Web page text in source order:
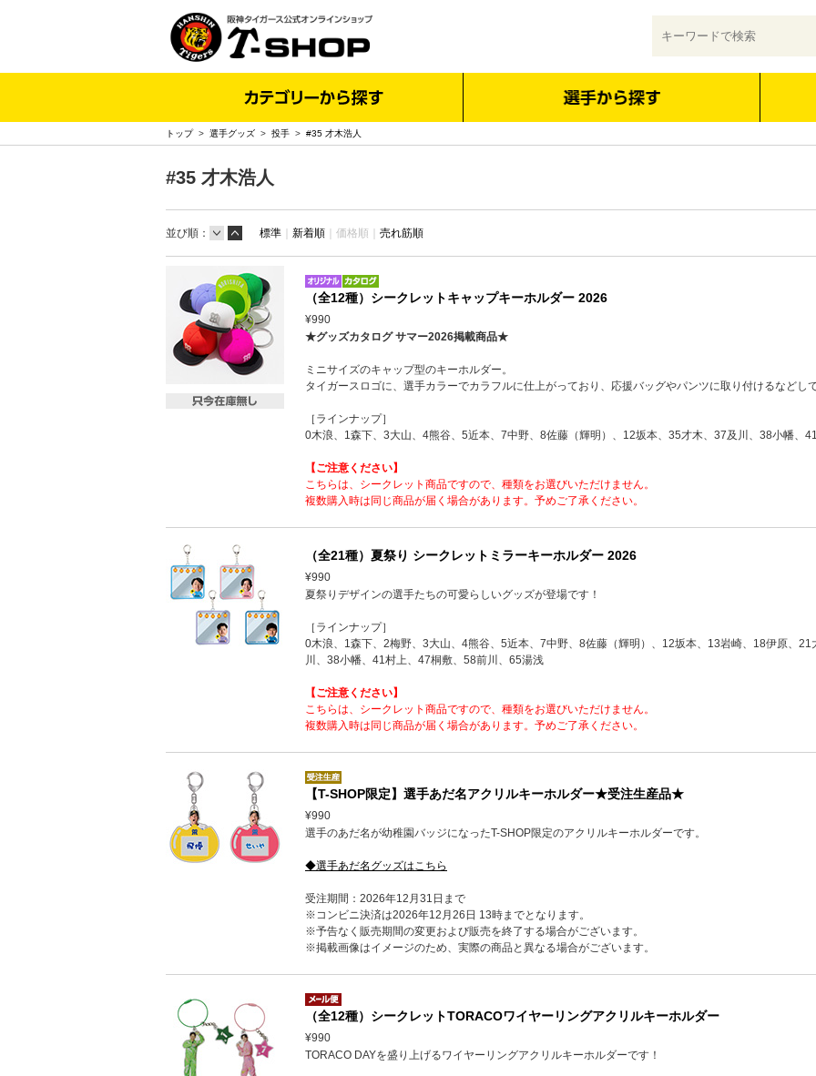
トップ> 選手グッズ > 投手 > #35 才木浩人
#35 才木浩人
並び順： 標準 ｜ 新着順 ｜ 価格順｜ 売れ筋順
（全12種）シークレットキャップキーホルダー 2026
¥990
★グッズカタログ サマー2026掲載商品★
ミニサイズのキャップ型のキーホルダー。
タイガースロゴに、選手カラーでカラフルに仕上がっており、応援バッグやパンツに取り付けるなどし
［ラインナップ］
0木浪、1森下、3大山、4熊谷、5近本、7中野、8佐藤（輝明）、12坂本、35才木、37及川、38小幡、
【ご注意ください】
こちらは、シークレット商品ですので、種類をお選びいただけません。
複数購入時は同じ商品が届く場合があります。予めご了承ください。
（全21種）夏祭り シークレットミラーキーホルダー 2026
¥990
夏祭りデザインの選手たちの可愛らしいグッズが登場です！
［ラインナップ］
0木浪、1森下、2梅野、3大山、4熊谷、5近本、7中野、8佐藤（輝明）、12坂本、13岩崎、18伊原、
川、38小幡、41村上、47桐敷、58前川、65湯浅
【ご注意ください】
こちらは、シークレット商品ですので、種類をお選びいただけません。
複数購入時は同じ商品が届く場合があります。予めご了承ください。
【T-SHOP限定】選手あだ名アクリルキーホルダー★受注生産品★
¥990
選手のあだ名が幼稚園バッジになったT-SHOP限定のアクリルキーホルダーです。
◆選手あだ名グッズはこちら
受注期間：2026年12月31日まで
※コンビニ決済は2026年12月26日 13時までとなります。
※予告なく販売期間の変更および販売を終了する場合がございます。
※掲載画像はイメージのため、実際の商品と異なる場合がございます。
（全12種）シークレットTORACOワイヤーリングアクリルキーホルダー
¥990
TORACO DAYを盛り上げるワイヤーリングアクリルキーホルダーです！